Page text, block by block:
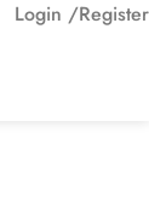
Login /Register